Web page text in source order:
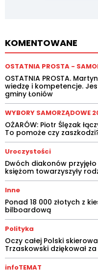
KOMENTOWANE
OSTATNIA PROSTA -
OSTATNIA PROSTA.
wiedzę i kompetencje.
gminy Łoniów
WYBORY SAMORZĄDOWE
OŻARÓW: Piotr Ślęzak
To pomoże czy
Uroczystości
Dwóch diakonów
księżom towarzyszyły
Inne
Ponad 18 000 złotych z
bilboardową
Polityka
Oczy całej Polski
Trzaskowski dziękował
infoTEMAT